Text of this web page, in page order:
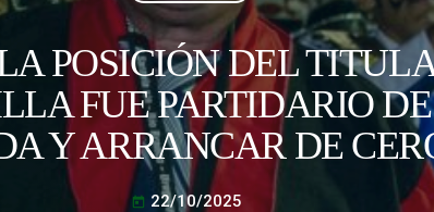
POSICIÓN DEL
FUE PARTIDARIO
Y ARRANCAR DE
today 22/10/2025